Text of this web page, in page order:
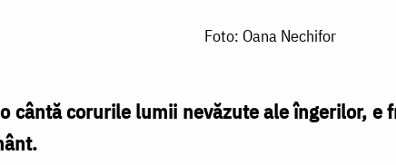
Foto: Oana Nechifor
cântă corurile lumii nevăzute ale îngerilor,